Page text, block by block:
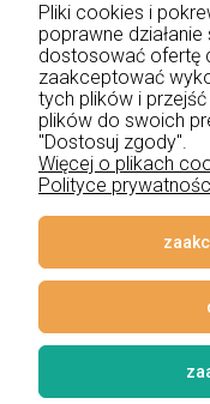
Pliki cookies i
poprawne
dostosować ofertę
zaakceptować
tych plików i
plików do swoich
"Dostosuj zgody".
Więcej o plikach
Polityce